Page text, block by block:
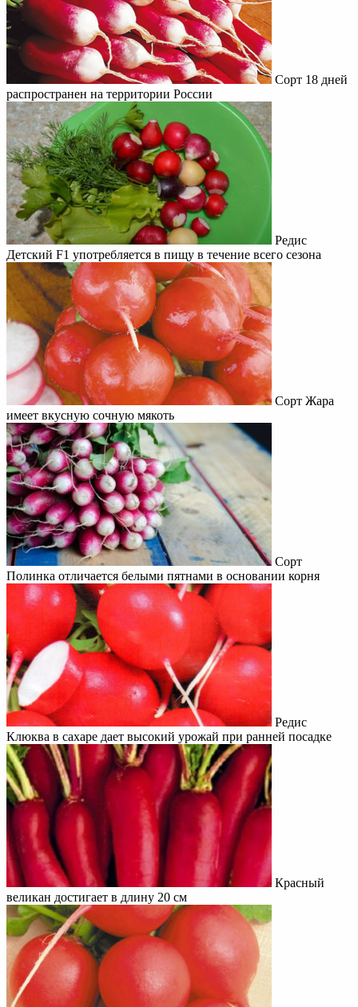
Сорт 18 дней
распространен на территории России
Редис
Детский F1 употребляется в пищу в течение всего сезона
Сорт Жара
имеет вкусную сочную мякоть
Сорт
Полинка отличается белыми пятнами в основании корня
Редис
Клюква в сахаре дает высокий урожай при ранней посадке
Красный
великан достигает в длину 20 см